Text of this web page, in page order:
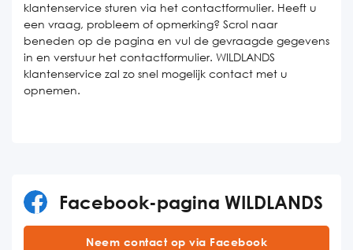
klantenservice sturen via het contactformulier. Heeft u
een vraag, probleem of opmerking? Scrol naar
beneden op de pagina en vul de gevraagde gegevens
in en verstuur het contactformulier. WILDLANDS
klantenservice zal zo snel mogelijk contact met u
opnemen.
Facebook-pagina WILDLANDS
Neem contact op via Facebook